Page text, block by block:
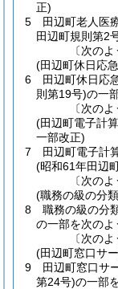
正)
5
田辺町老人医
田辺町規則第2
〔次の
(田辺町休日応
6
田辺町休日応
則第19号)の一
〔次の
(田辺町電子計
一部改正)
7
田辺町電子計
(昭和61年田辺
〔次の
(職務の級の分
8
職務の級の分
の一部を次のよ
〔次の
(田辺町窓口サ
9
田辺町窓口サ
第24号)の一部